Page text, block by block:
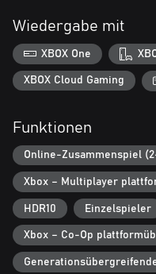
verschiedene Inhalte
Hinweis: Dies ist die
Complete Edition ist
Wiedergabe mit
XBOX One
XBOX Cloud Gaming
Funktionen
Online-Zusammenspiel
Xbox – Multiplayer
HDR10 Einzelspieler
Xbox – Co-Op